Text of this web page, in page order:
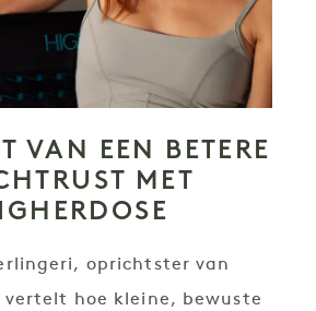
VAN EEN BETERE
MET
oprichtster van
vertelt hoe kleine, bewuste